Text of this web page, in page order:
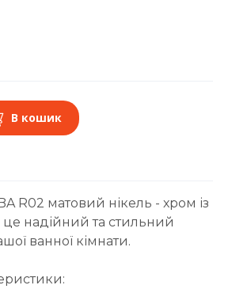
В кошик
R02 матовий нікель - хром із
це надійний та стильний
ванної кімнати.